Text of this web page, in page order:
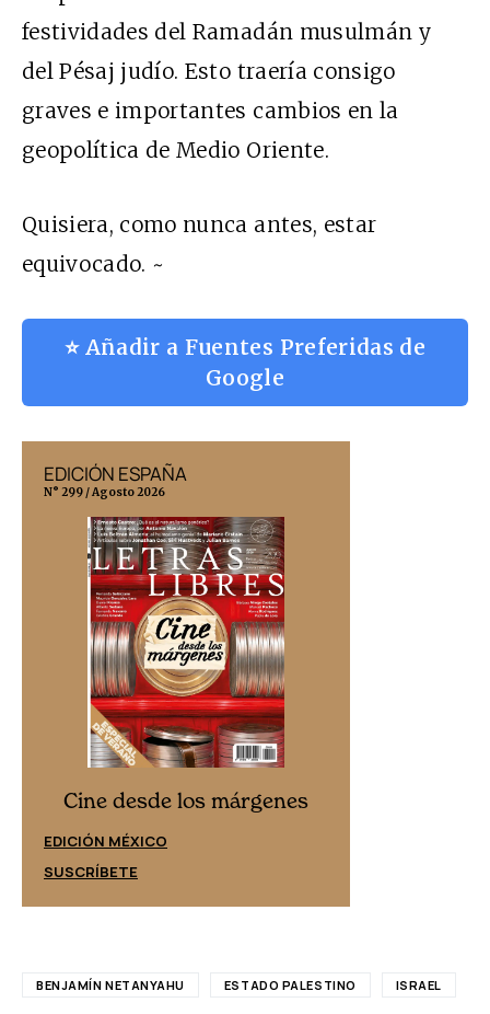
festividades del Ramadán musulmán y
del Pésaj judío. Esto traería consigo
graves e importantes cambios en la
geopolítica de Medio Oriente.
Quisiera, como nunca antes, estar
equivocado. ~
⭐ Añadir a Fuentes Preferidas de
Google
EDICIÓN ESPAÑA
N° 299 / Agosto 2026
Cine desde los márgenes
EDICIÓN MÉXICO
SUSCRÍBETE
BENJAMÍN NETANYAHU ESTADO PALESTINO ISRAEL